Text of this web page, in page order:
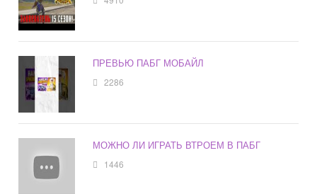
ПРЕВЬЮ ПАБГ МОБАЙЛ
2286
МОЖНО ЛИ ИГРАТЬ ВТРОЕМ В ПАБГ
1446